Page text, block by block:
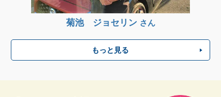
川西 ケンジ
もっと見る